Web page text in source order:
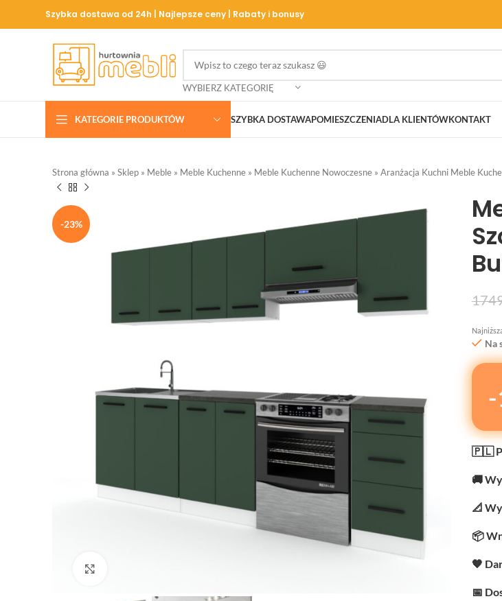
Szybka dostawa od 24h | Najlepsze ceny | Rabaty i bonusy
WYBIERZ KATEGORIĘ
KATEGORIE PRODUKTÓW SZYBKA DOSTAWAPOMIESZCZENIADLA KLIENTÓWKONTAKT
Strona główna » Sklep » Meble » Meble Kuchenne » Meble Kuchenne Nowoczesne » Aranżacja Kuchni Meble
-23%
Na
-
🇵🇱
🚚
📐
📦
🧡
📅